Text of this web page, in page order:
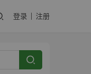
登录 注册